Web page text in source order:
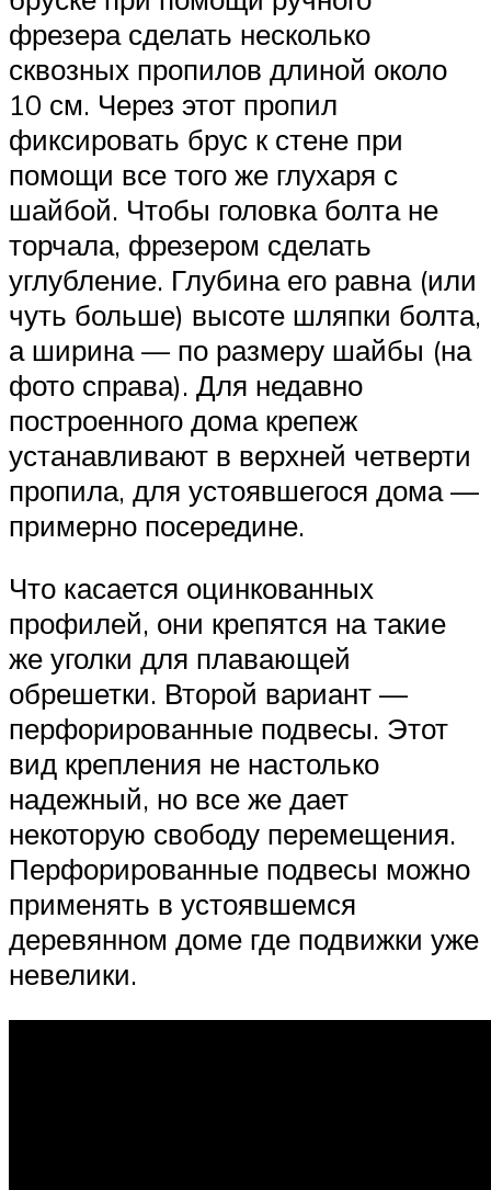
фрезера сделать несколько
сквозных пропилов длиной около
10 см. Через этот пропил
фиксировать брус к стене при
помощи все того же глухаря с
шайбой. Чтобы головка болта не
торчала, фрезером сделать
углубление. Глубина его равна (или
чуть больше) высоте шляпки болта,
а ширина — по размеру шайбы (на
фото справа). Для недавно
построенного дома крепеж
устанавливают в верхней четверти
пропила, для устоявшегося дома —
примерно посередине.
Что касается оцинкованных
профилей, они крепятся на такие
же уголки для плавающей
обрешетки. Второй вариант —
перфорированные подвесы. Этот
вид крепления не настолько
надежный, но все же дает
некоторую свободу перемещения.
Перфорированные подвесы можно
применять в устоявшемся
деревянном доме где подвижки уже
невелики.